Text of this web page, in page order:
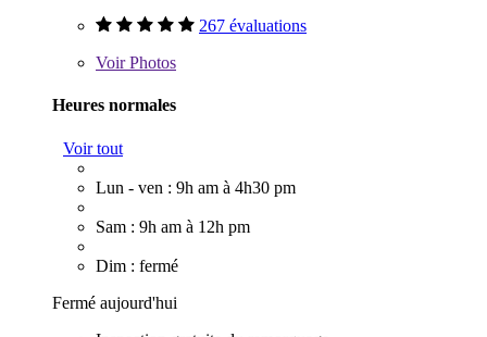
267 évaluations
VoirPhotos
Heures normales
Voir tout
Lun - ven : 9h am à 4h30 pm
Sam : 9h am à 12h pm
Dim : fermé
Fermé aujourd'hui